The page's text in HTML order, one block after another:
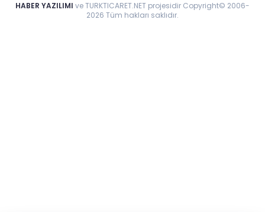
HABER YAZILIMI ve TURKTICARET.NET projesidir Copyright© 2006-
2026 Tüm hakları saklıdır.